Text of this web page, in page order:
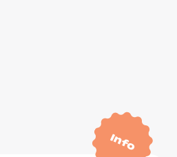
Info